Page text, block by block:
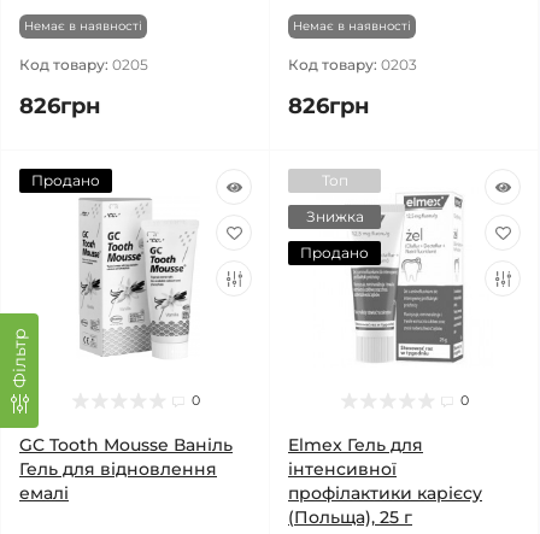
Фільтр
Немає в наявності
Код товару: 0205
826грн
Немає в наявності
Код товару: 0203
826грн
Продано
0
GC Tooth Mousse Ваніль
Гель для відновлення
емалі
Топ
Знижка
Продано
0
Elmex Гель для
інтенсивної
профілактики карієсу
(Польща), 25 г